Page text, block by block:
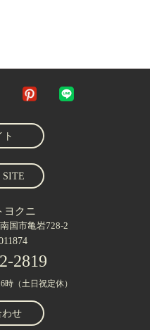
ト
SITE
ヨクニ
国市亀岩728-2
2819
（土日祝定休）
わせ